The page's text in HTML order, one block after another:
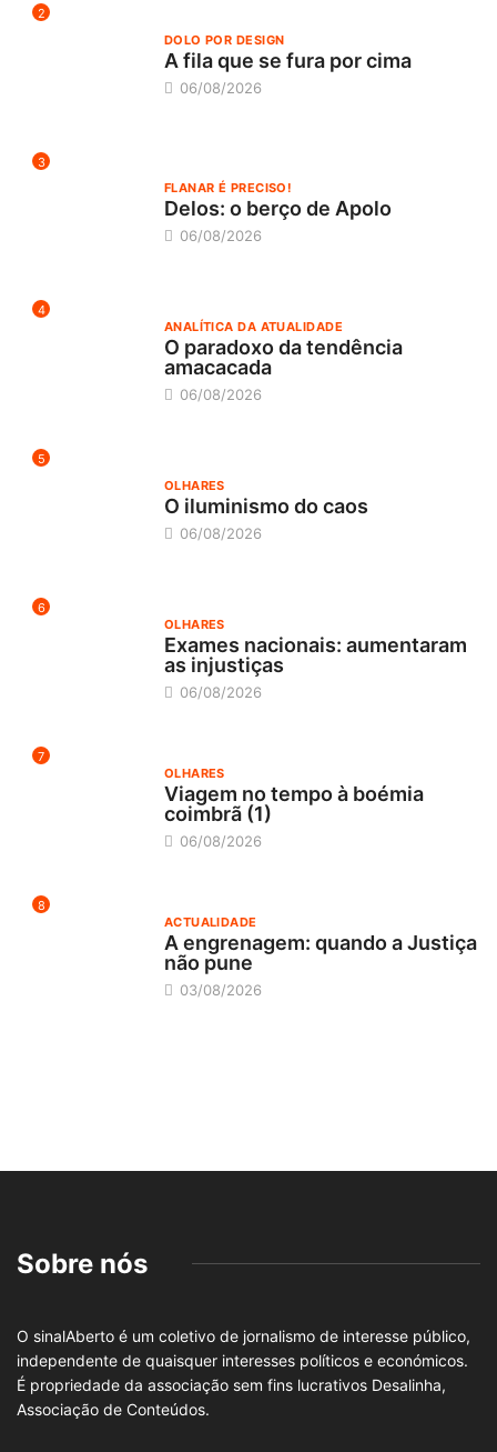
2
DOLO POR DESIGN
A fila que se fura por cima
06/08/2026
3
FLANAR É PRECISO!
Delos: o berço de Apolo
06/08/2026
4
ANALÍTICA DA ATUALIDADE
O paradoxo da tendência
amacacada
06/08/2026
5
OLHARES
O iluminismo do caos
06/08/2026
6
OLHARES
Exames nacionais: aumentaram
as injustiças
06/08/2026
7
OLHARES
Viagem no tempo à boémia
coimbrã (1)
06/08/2026
8
ACTUALIDADE
A engrenagem: quando a Justiça
não pune
03/08/2026
Sobre nós
O sinalAberto é um coletivo de jornalismo de interesse público,
independente de quaisquer interesses políticos e económicos.
É propriedade da associação sem fins lucrativos Desalinha,
Associação de Conteúdos.